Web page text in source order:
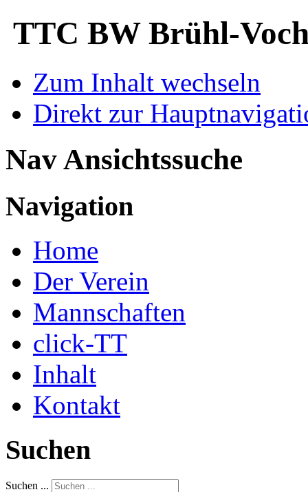
TTC BW Brühl-
Zum Inhalt wechseln
Direkt zur
Nav Ansichtssuche
Navigation
Home
Der Verein
Mannschaften
click-TT
Inhalt
Kontakt
Suchen
Suchen ...